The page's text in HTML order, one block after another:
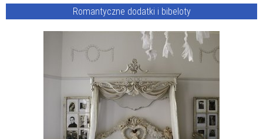
Romantyczne dodatki i bibeloty